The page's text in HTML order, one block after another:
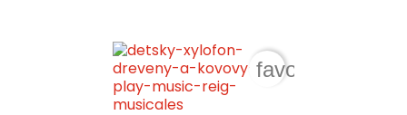
favorite_border